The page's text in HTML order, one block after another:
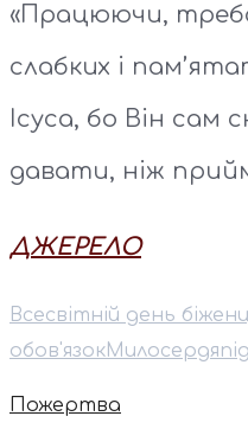
«Працюючи,
слабких i
Iсуса, бо Вiн сам
давати, нiж
ДЖЕРЕЛО
Всесвітній день
обов'язокМилосердя
Пожертва